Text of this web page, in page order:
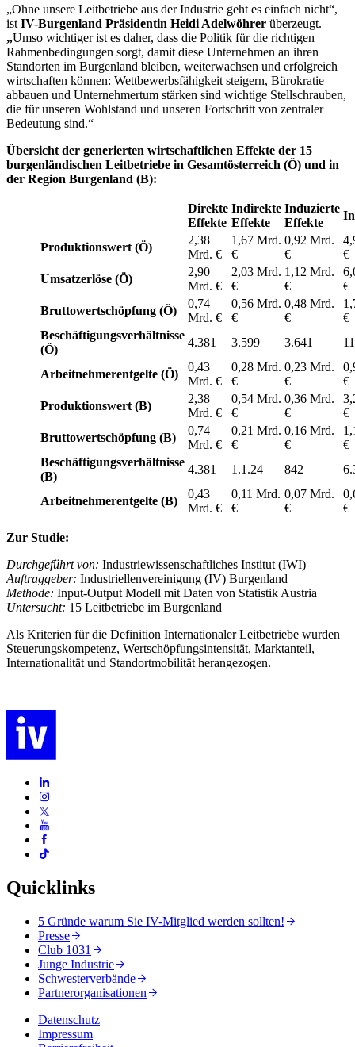
„Ohne unsere Leitbetriebe aus der Industrie geht es einfach nicht“,
ist IV-Burgenland Präsidentin Heidi Adelwöhrer überzeugt.
„Umso wichtiger ist es daher, dass die Politik für die richtigen
Rahmenbedingungen sorgt, damit diese Unternehmen an ihren
Standorten im Burgenland bleiben, weiterwachsen und erfolgreich
wirtschaften können: Wettbewerbsfähigkeit steigern, Bürokratie
abbauen und Unternehmertum stärken sind wichtige Stellschrauben,
die für unseren Wohlstand und unseren Fortschritt von zentraler
Bedeutung sind.“
Übersicht der generierten wirtschaftlichen Effekte der 15
burgenländischen Leitbetriebe in Gesamtösterreich (Ö) und in
der Region Burgenland (B):
Direkte
Effekte
Indirekte
Effekte
Induzierte
Effekte
Produktionswert (Ö)
2,38
Mrd. €
1,67 Mrd.
€
0,92 Mrd.
€
€
Umsatzerlöse (Ö)
2,90
Mrd. €
2,03 Mrd.
€
1,12 Mrd.
€
€
Bruttowertschöpfung (Ö)
0,74
Mrd. €
0,56 Mrd.
€
0,48 Mrd.
€
€
Beschäftigungsverhältnisse
(Ö)
4.381 3.599 3.641
Arbeitnehmerentgelte (Ö)
0,43
Mrd. €
0,28 Mrd.
€
0,23 Mrd.
€
€
Produktionswert (B)
2,38
Mrd. €
0,54 Mrd.
€
0,36 Mrd.
€
€
Bruttowertschöpfung (B)
0,74
Mrd. €
0,21 Mrd.
€
0,16 Mrd.
€
€
Beschäftigungsverhältnisse
(B)
4.381 1.1.24 842
Arbeitnehmerentgelte (B)
0,43
Mrd. €
0,11 Mrd.
€
0,07 Mrd.
€
€
Zur Studie:
Durchgeführt von: Industriewissenschaftliches Institut (IWI)
Auftraggeber: Industriellenvereinigung (IV) Burgenland
Methode: Input-Output Modell mit Daten von Statistik Austria
Untersucht: 15 Leitbetriebe im Burgenland
Als Kriterien für die Definition Internationaler Leitbetriebe wurden
Steuerungskompetenz, Wertschöpfungsintensität, Marktanteil,
Internationalität und Standortmobilität herangezogen.
Quicklinks
5 Gründe warum Sie IV-Mitglied werden sollten!
Presse
Club 1031
Junge Industrie
Schwesterverbände
Partnerorganisationen
Datenschutz
Impressum